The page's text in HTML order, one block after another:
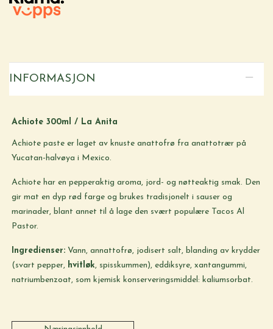
INFORMASJON
Achiote 300ml / La Anita
Achiote paste er laget av knuste anattofrø fra anattotrær på
Yucatan-halvøya i Mexico.
Achiote har en pepperaktig aroma, jord- og nøtteaktig smak. Den
gir mat en dyp rød farge og brukes tradisjonelt i sauser og
marinader, blant annet til å lage den svært populære Tacos Al
Pastor.
Ingredienser: Vann, annattofrø, jodisert salt, blanding av krydder
(svart pepper, hvitløk, spisskummen), eddiksyre, xantangummi,
natriumbenzoat, som kjemisk konserveringsmiddel: kaliumsorbat.